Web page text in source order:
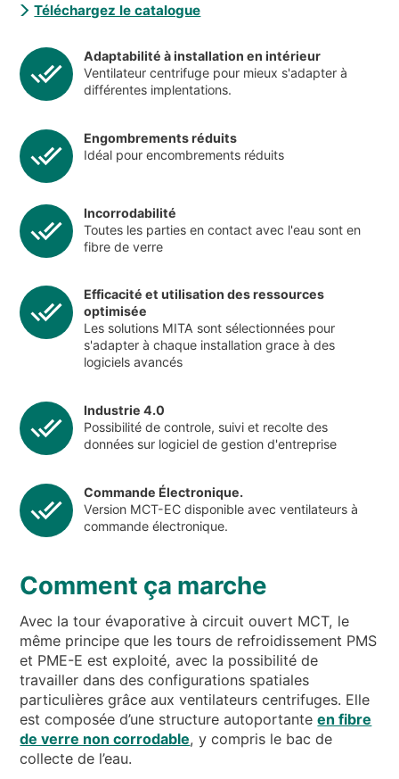
Téléchargez le catalogue
Adaptabilité à installation en intérieur
Ventilateur centrifuge pour mieux s'adapter à
différentes implentations.
Engombrements réduits
Idéal pour encombrements réduits
Incorrodabilité
Toutes les parties en contact avec l'eau sont en
fibre de verre
Efficacité et utilisation des ressources
optimisée
Les solutions MITA sont sélectionnées pour
s'adapter à chaque installation grace à des
logiciels avancés
Industrie 4.0
Possibilité de controle, suivi et recolte des
données sur logiciel de gestion d'entreprise
Commande Électronique.
Version MCT-EC disponible avec ventilateurs à
commande électronique.
Comment ça marche
Avec la tour évaporative à circuit ouvert MCT, le
même principe que les tours de refroidissement PMS
et PME-E est exploité, avec la possibilité de
travailler dans des configurations spatiales
particulières grâce aux ventilateurs centrifuges. Elle
est composée d’une structure autoportanteen fibre
de verre non corrodable, y compris le bac de
collecte de l’eau.